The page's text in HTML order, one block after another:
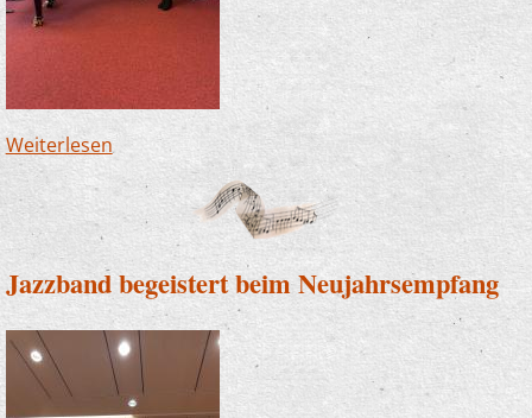
Weiterlesenüber Rania Mossleh erfolgreich bei "Jugend
musiziert"
Jazzband begeistert beim Neujahrsempfang